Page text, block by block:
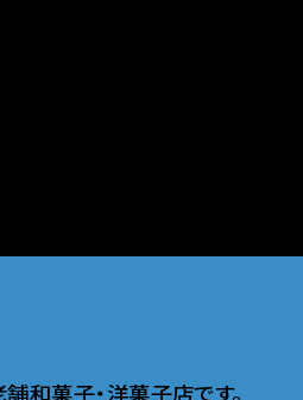
舗和菓子・洋菓子店です。